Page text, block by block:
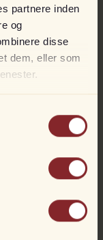
partnere inden
og
disse
dem, eller som
På lager